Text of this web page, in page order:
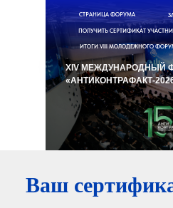
XIV МЕЖДУНАРОДНЫЙ
«АНТИКОНТРАФАКТ-
СТРАНИЦА ФОРУМА
ПОЛУЧИТЬ СЕРТИФИКАТ
ИТОГИ VIII МОЛОДЕЖНОГО
Ваш